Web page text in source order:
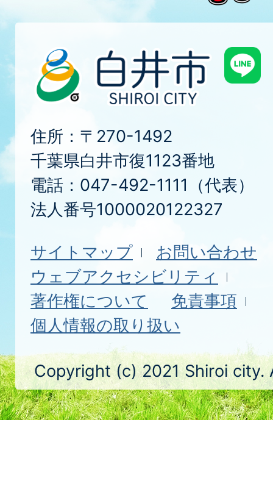
住所：〒270-1492
千葉県白井市復1123番地
電話：047-492-1111（代表）
法人番号1000020122327
サイトマップ
お問い合わせ
ウェブアクセシビリティ
著作権について
免責事項
個人情報の取り扱い
Copyright (c) 2021 Shiroi city.